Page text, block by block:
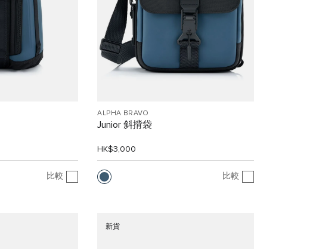
比較
ALPHA BRAVO
Junior 斜揹袋
HK$3,000
比較
新貨